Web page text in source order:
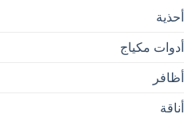
أحذية
أدوات مكياج
أظافر
أناقة